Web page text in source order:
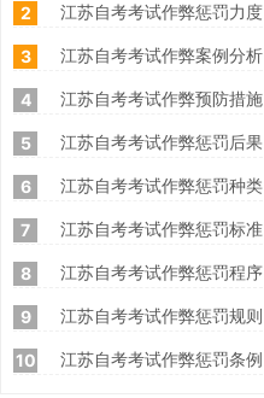
2 江苏自考考试作弊惩罚力度
3 江苏自考考试作弊案例分析
4 江苏自考考试作弊预防措施
5 江苏自考考试作弊惩罚后果
6 江苏自考考试作弊惩罚种类
7 江苏自考考试作弊惩罚标准
8 江苏自考考试作弊惩罚程序
9 江苏自考考试作弊惩罚规则
10 江苏自考考试作弊惩罚条例